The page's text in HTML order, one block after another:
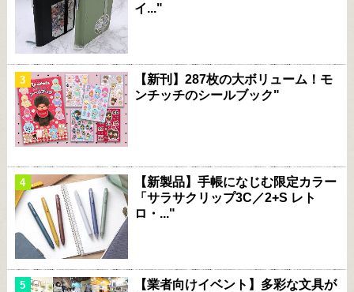
イ..."
【新刊】287枚の大ボリューム！モ
ンチッチのシールブック"
【新製品】手帳になじむ限定カラー
「サラサクリップ3C／2+S レト
ロ・..."
【業者向けイベント】多彩な文具が